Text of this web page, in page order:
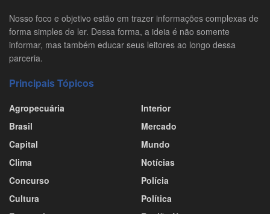
Nosso foco e objetivo estão em trazer informações complexas de
forma simples de ler. Dessa forma, a ideia é não somente
informar, mas também educar seus leitores ao longo dessa
parceria.
Principais Tópicos
Agropecuária
Brasil
Capital
Clima
Concurso
Cultura
Interior
Mercado
Mundo
Notícias
Polícia
Política